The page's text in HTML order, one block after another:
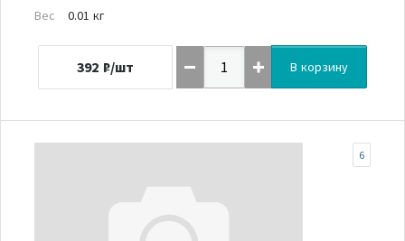
Вес
0.01 кг
392 ₽/шт В корзину
6